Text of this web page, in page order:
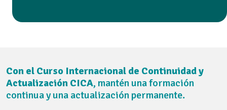
Con el Curso Internacional de Continuidad y
Actualización CICA, mantén una formación
continua y una actualización permanente.